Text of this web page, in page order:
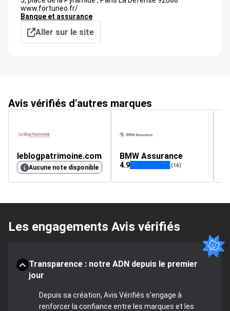
www.fortuneo.fr/
Banque et assurance
Aller sur le site
Avis vérifiés d'autres marques
leblogpatrimoine.com
Aucune note disponible
BMW Assurance
4.9 (16)
Les engagements Avis vérifiés
Transparence : notre ADN depuis le premier
jour
Depuis sa création, Avis Vérifiés s'engage à
renforcer la confiance entre les marques et les